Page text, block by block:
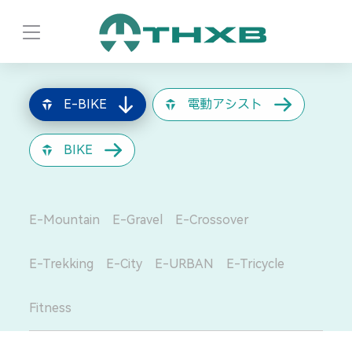
E-BIKE 電動アシスト
BIKE
E-Mountain E-Gravel E-Crossover
E-Trekking E-City E-URBAN E-Tricycle
Fitness